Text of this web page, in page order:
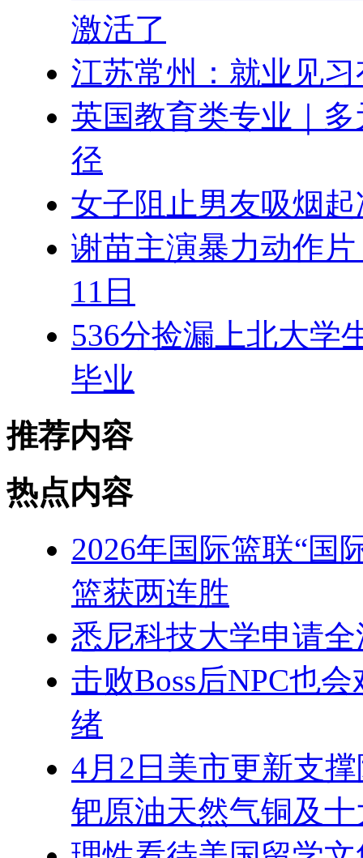
激活了
江苏常州：就业见
英国教育类专业｜
径
女子阻止男友吸烟
谢苗主演暴力动作
11日
536分捡漏上北大学
毕业
推荐内容
热点内容
2026年国际篮联“国
篮获两连胜
悉尼科技大学申请
击败Boss后NPC也
绪
4月2日美市更新支
钯原油天然气铜及